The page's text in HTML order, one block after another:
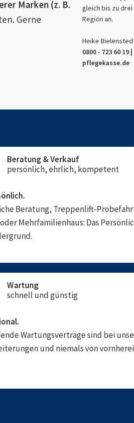
Marken (z. B.
Gerne
gleich bis zu
Region an.
Heike
0800 - 723 60 19 |
pflegekasse.de
Beratung & Verkauf
persönlich, ehrlich, kompetent
Beratung, Treppenlift-
Mehrfamilienhaus: Das
Wartung
schnell und günstig
Wartungsverträge sind bei
und niemals von